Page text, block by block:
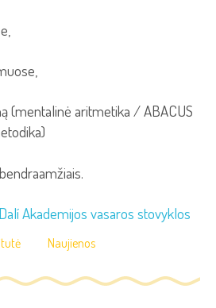
(mentalinė aritmetika / ABACUS
Dalí Akademijos vasaros stovyklos
Naujienos